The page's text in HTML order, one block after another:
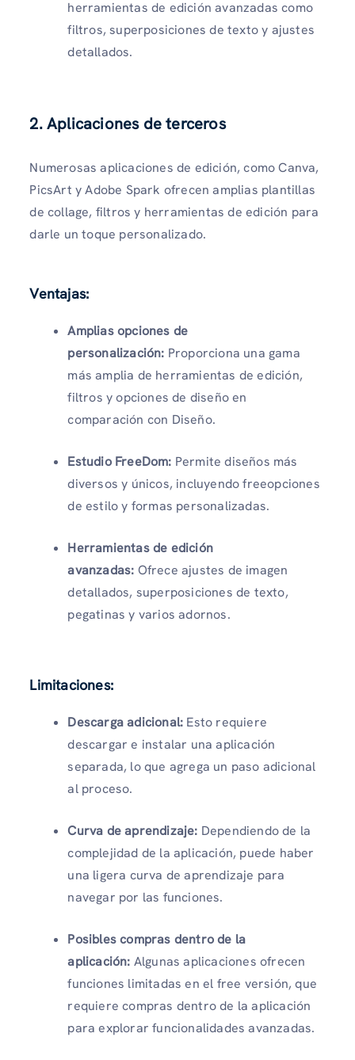
herramientas de edición avanzadas como
filtros, superposiciones de texto y ajustes
detallados.
2. Aplicaciones de terceros
Numerosas aplicaciones de edición, como Canva,
PicsArt y Adobe Spark ofrecen amplias plantillas
de collage, filtros y herramientas de edición para
darle un toque personalizado.
Ventajas:
Amplias opciones de
personalización: Proporciona una gama
más amplia de herramientas de edición,
filtros y opciones de diseño en
comparación con Diseño.
Estudio FreeDom: Permite diseños más
diversos y únicos, incluyendo freeopciones
de estilo y formas personalizadas.
Herramientas de edición
avanzadas: Ofrece ajustes de imagen
detallados, superposiciones de texto,
pegatinas y varios adornos.
Limitaciones:
Descarga adicional: Esto requiere
descargar e instalar una aplicación
separada, lo que agrega un paso adicional
al proceso.
Curva de aprendizaje: Dependiendo de la
complejidad de la aplicación, puede haber
una ligera curva de aprendizaje para
navegar por las funciones.
Posibles compras dentro de la
aplicación: Algunas aplicaciones ofrecen
funciones limitadas en el free versión, que
requiere compras dentro de la aplicación
para explorar funcionalidades avanzadas.